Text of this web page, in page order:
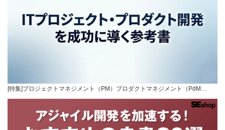
[特集]プロジェクトマネジメント（PM）プロダクトマネジメント（PdM…